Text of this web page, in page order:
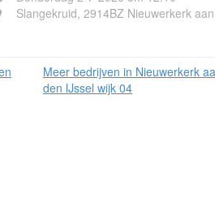
Slangekruid, 2914BZ Nieuwerkerk
Meer bedrijven in Nieuwerkerk
den IJssel wijk 04